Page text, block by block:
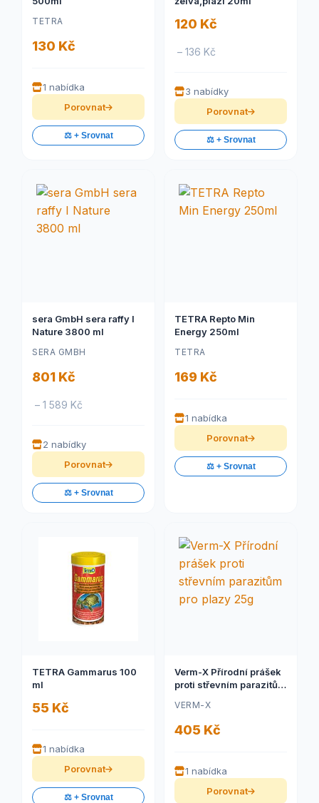
TETRA
130 Kč
1 nabídka
Porovnat
⚖️ + Srovnat
120 Kč
– 136 Kč
3 nabídky
Porovnat
⚖️ + Srovnat
sera GmbH sera raffy I
Nature 3800 ml
SERA GMBH
801 Kč
– 1 589 Kč
2 nabídky
Porovnat
⚖️ + Srovnat
TETRA Repto Min
Energy 250ml
TETRA
169 Kč
1 nabídka
Porovnat
⚖️ + Srovnat
TETRA Gammarus 100
ml
55 Kč
1 nabídka
Porovnat
⚖️ + Srovnat
Verm-X Přírodní prášek
proti střevním parazitům
VERM-X
405 Kč
1 nabídka
Porovnat